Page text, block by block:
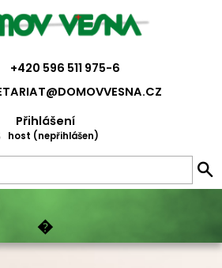
+420 596 511 975-6
OMOVVESNA.CZ
Přihlášení
host (nepřihlášen)
�
příslušníky